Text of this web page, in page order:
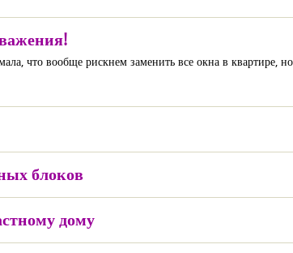
что вообще рискнем заменить все окна в квартире,
блоков
дому